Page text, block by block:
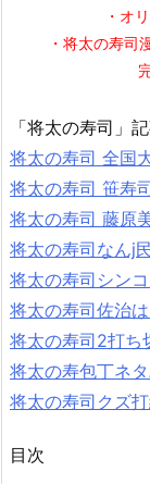
・オ
・将太の寿司
「将太の寿司」
将太の寿司 全国
将太の寿司 笹寿
将太の寿司 藤原
将太の寿司なんj
将太の寿司シン
将太の寿司佐治
将太の寿司2打ち
将太の寿包丁ネタ
将太の寿司クズ
目次